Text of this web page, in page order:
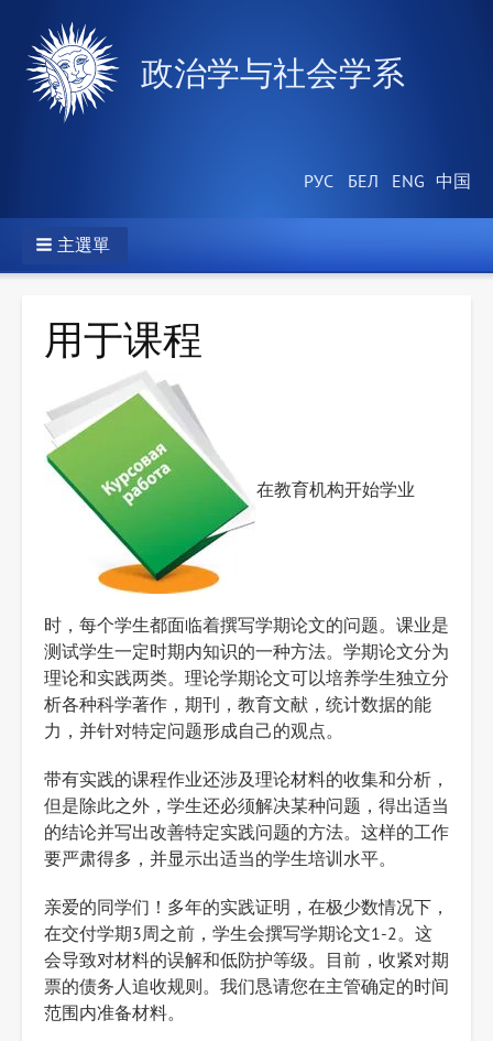
政治学与社会学系
主選單
用于课程
在教育机构开始学业
时，每个学生都面临着撰写学期论文的问题。课业是
测试学生一定时期内知识的一种方法。学期论文分为
理论和实践两类。理论学期论文可以培养学生独立分
析各种科学著作，期刊，教育文献，统计数据的能
力，并针对特定问题形成自己的观点。
带有实践的课程作业还涉及理论材料的收集和分析，
但是除此之外，学生还必须解决某种问题，得出适当
的结论并写出改善特定实践问题的方法。这样的工作
要严肃得多，并显示出适当的学生培训水平。
亲爱的同学们！多年的实践证明，在极少数情况下，
在交付学期3周之前，学生会撰写学期论文1-2。这
会导致对材料的误解和低防护等级。目前，收紧对期
票的债务人追收规则。我们恳请您在主管确定的时间
范围内准备材料。